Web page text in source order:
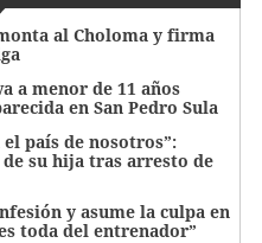
al Choloma y firma
a menor de 11 años
en San Pedro Sula
país de nosotros”:
su hija tras arresto de
y asume la culpa en
toda del entrenador”